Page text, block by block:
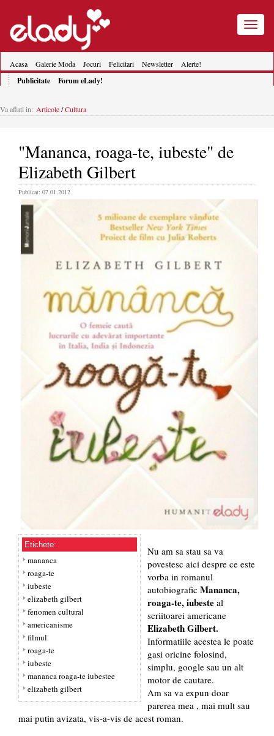
Toggle
Acasa Galerie Moda Jocuri Felicitari Newsletter Alerte!
Publicitate Forum eLady!
Va aflati in: Articole/Cultura
"Mananca, roaga-te, iubeste" de
Elizabeth Gilbert
Publicat: 07.01.2012
Etichete:
mananca
roaga-te
iubeste
elizabeth gilbert
fenomen cultural
americanisme
filmul
roaga-te
iubeste
mananca roaga-te iubestee
elizabeth gilbert
Nu am sa stau sa va
povestesc aici despre ce este
vorba in romanul
autobiografic Mananca,
roaga-te, iubeste al
scriitoarei americane
Elizabeth Gilbert.
Informatiile acestea le poate
gasi oricine folosind,
simplu, google sau un alt
motor de cautare.
Am sa va expun doar
parerea mea , mai mult sau
mai putin avizata, vis-a-vis de acest roman.